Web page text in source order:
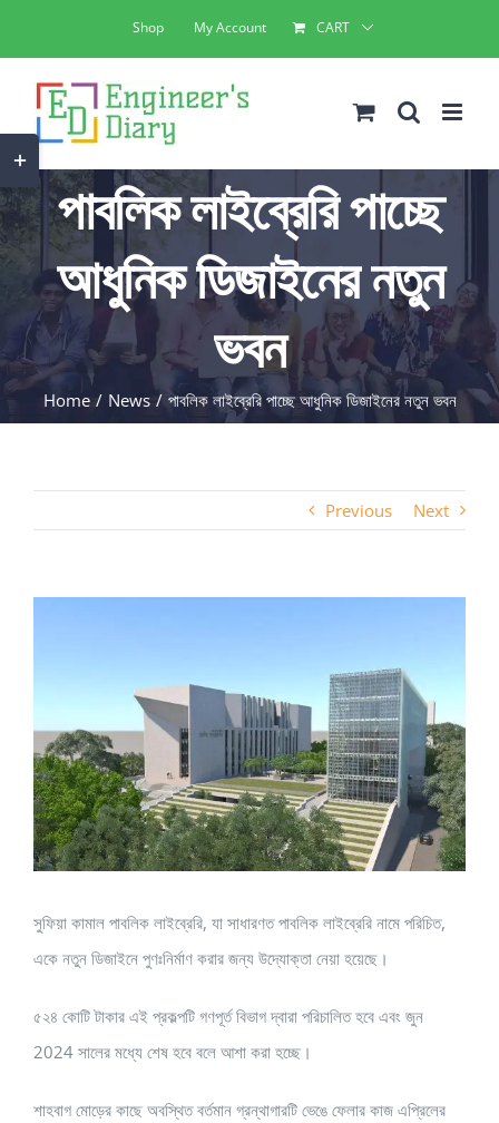
to
content
Shop My Account CART
পাবলিক লাইব্রেরি পাচ্ছে
আধুনিক ডিজাইনের নতুন
ভবন
Home News পাবলিক লাইব্রেরি পাচ্ছে আধুনিক ডিজাইনের নতুন ভবন
Previous Next
সুফিয়া কামাল পাবলিক লাইব্রেরি, যা সাধারণত পাবলিক লাইব্রেরি নামে পরিচিত,
একে নতুন ডিজাইনে পুণঃনির্মাণ করার জন্য উদ্যোক্তা নেয়া হয়েছে।
৫২৪ কোটি টাকার এই প্রকল্পটি গণপূর্ত বিভাগ দ্বারা পরিচালিত হবে এবং জুন
2024 সালের মধ্যে শেষ হবে বলে আশা করা হচ্ছে।
শাহবাগ মোড়ের কাছে অবস্থিত বর্তমান গ্রন্থাগারটি ভেঙে ফেলার কাজ এপ্রিলের
Toggle
Sliding
Bar
Area